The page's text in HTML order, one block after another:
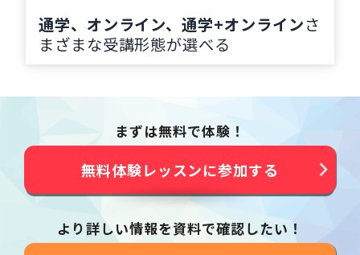
通学、オンライン、通学+オンラインさ
まざまな受講形態が選べる
まずは無料で体験！
無料体験レッスンに参加する
より詳しい情報を資料で確認したい！